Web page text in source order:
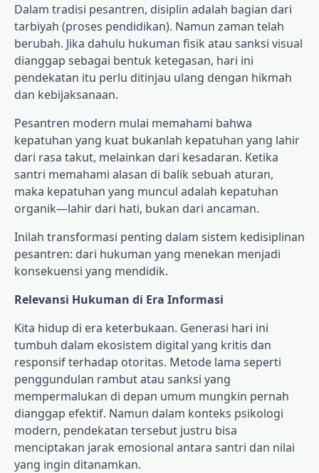
Dalam tradisi pesantren, disiplin adalah bagian dari
tarbiyah (proses pendidikan). Namun zaman telah
berubah. Jika dahulu hukuman fisik atau sanksi visual
dianggap sebagai bentuk ketegasan, hari ini
pendekatan itu perlu ditinjau ulang dengan hikmah
dan kebijaksanaan.
Pesantren modern mulai memahami bahwa
kepatuhan yang kuat bukanlah kepatuhan yang lahir
dari rasa takut, melainkan dari kesadaran. Ketika
santri memahami alasan di balik sebuah aturan,
maka kepatuhan yang muncul adalah kepatuhan
organik—lahir dari hati, bukan dari ancaman.
Inilah transformasi penting dalam sistem kedisiplinan
pesantren: dari hukuman yang menekan menjadi
konsekuensi yang mendidik.
Relevansi Hukuman di Era Informasi
Kita hidup di era keterbukaan. Generasi hari ini
tumbuh dalam ekosistem digital yang kritis dan
responsif terhadap otoritas. Metode lama seperti
penggundulan rambut atau sanksi yang
mempermalukan di depan umum mungkin pernah
dianggap efektif. Namun dalam konteks psikologi
modern, pendekatan tersebut justru bisa
menciptakan jarak emosional antara santri dan nilai
yang ingin ditanamkan.